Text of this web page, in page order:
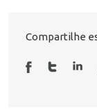
Compartilhe